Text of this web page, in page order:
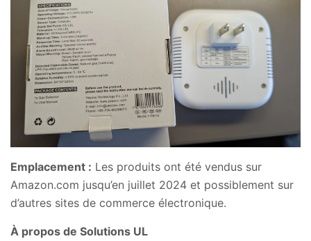
Emplacement : Les produits ont été vendus sur
Amazon.com jusqu’en juillet 2024 et possiblement sur
d’autres sites de commerce électronique.
À propos de Solutions UL